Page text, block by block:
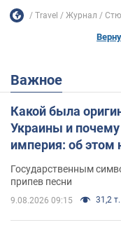
Travel Журнал
Важное
Какой была
Украины и почему
империя: об этом
Государственным
припев песни
9.08.2026 09:15 31,2 т.